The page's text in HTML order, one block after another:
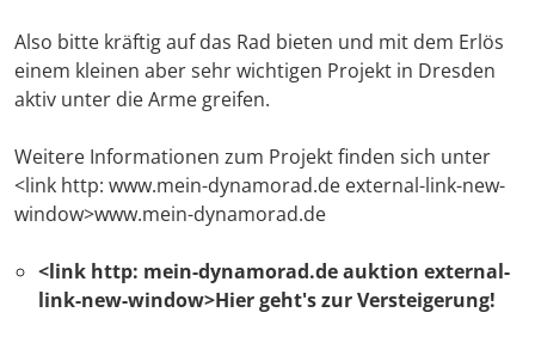
Also bitte kräftig auf das Rad bieten und mit dem Erlös
einem kleinen aber sehr wichtigen Projekt in Dresden
aktiv unter die Arme greifen.
Weitere Informationen zum Projekt finden sich unter
<link http: www.mein-dynamorad.de external-link-new-
window>www.mein-dynamorad.de
<link http: mein-dynamorad.de auktion external-
link-new-window>Hier geht's zur Versteigerung!